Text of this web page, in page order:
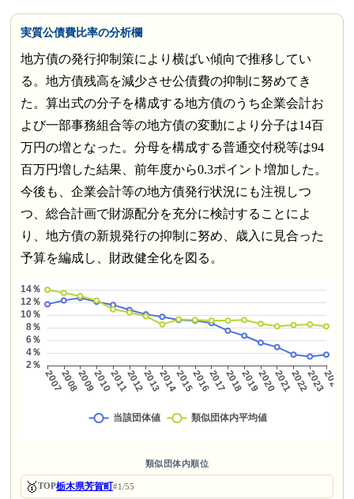
実質公債費比率の分析欄
地方債の発行抑制策により横ばい傾向で推移してい
る。地方債残高を減少させ公債費の抑制に努めてき
た。算出式の分子を構成する地方債のうち企業会計お
よび一部事務組合等の地方債の変動により分子は14百
万円の増となった。分母を構成する普通交付税等は94
百万円増した結果、前年度から0.3ポイント増加した。
今後も、企業会計等の地方債発行状況にも注視しつ
つ、総合計画で財源配分を充分に検討することによ
り、地方債の新規発行の抑制に努め、歳入に見合った
予算を編成し、財政健全化を図る。
類似団体内順位
🥇TOP栃木県芳賀町#1/55